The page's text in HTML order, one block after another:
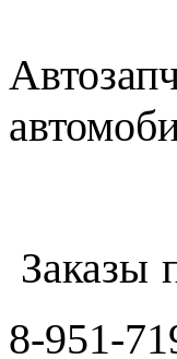
Заказы
8-951-